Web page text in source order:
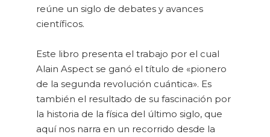
reúne un siglo de debates y avances
científicos.
Este libro presenta el trabajo por el cual
Alain Aspect se ganó el título de «pionero
de la segunda revolución cuántica». Es
también el resultado de su fascinación por
la historia de la física del último siglo, que
aquí nos narra en un recorrido desde la